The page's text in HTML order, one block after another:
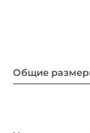
Общие